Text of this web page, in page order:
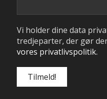
Vi holder dine data
tredjeparter, der gør
vores privatlivspolitik.